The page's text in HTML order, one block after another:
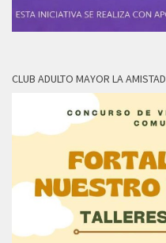
CLUB ADULTO MAYOR LA AMISTAD